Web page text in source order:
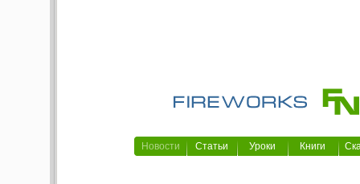
Новости Статьи Уроки Книги